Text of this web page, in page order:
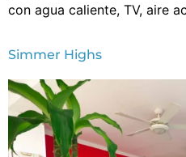
con agua caliente, TV, aire
Simmer Highs